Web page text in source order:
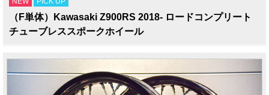
（F単体）Kawasaki Z900RS 2018- ロードコンプリート
チューブレススポークホイール